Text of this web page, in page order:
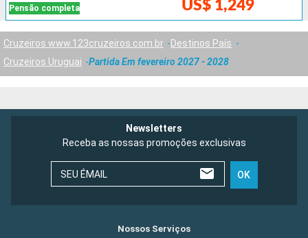
Pensão completa US$ 1,249
Cruzeiros www.123cruzeiros.com.br
Destinos País
Cruzeiros Uruguai
Partida Em fevereiro 2027 - 2028
Newsletters
Receba as nossas promoções exclusivas
SEU ÉMAIL OK
Nossos Serviços